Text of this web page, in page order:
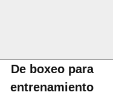
De boxeo para
entrenamiento